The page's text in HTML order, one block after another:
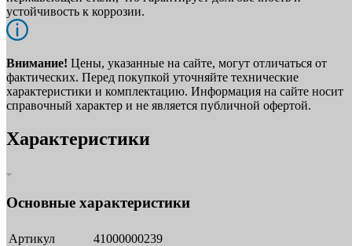
устойчивость к коррозии.
Внимание! Цены, указанные на сайте, могут отличаться от
фактических. Перед покупкой уточняйте технические
характеристики и комплектацию. Информация на сайте носит
справочный характер и не является публичной офертой.
Характеристики
Основные характеристики
Артикул
41000000239